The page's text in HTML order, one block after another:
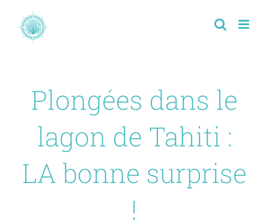
contenu
Plongées dans le
lagon de Tahiti :
LA bonne surprise
!